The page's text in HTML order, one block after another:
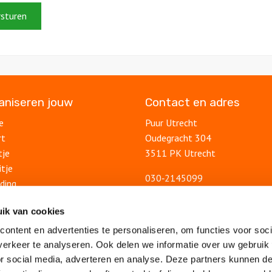
van cookies
en advertenties te personaliseren, om functies voor
te analyseren. Ook delen we informatie over uw gebruik
social media, adverteren en analyse. Deze partners kunnen
jouw Contact en adres
Puur Utrecht
Oudegracht 304
3511 PK Utrecht
030‑2145099
Blog
Ontdek Utrecht
Veelgestelde vragen